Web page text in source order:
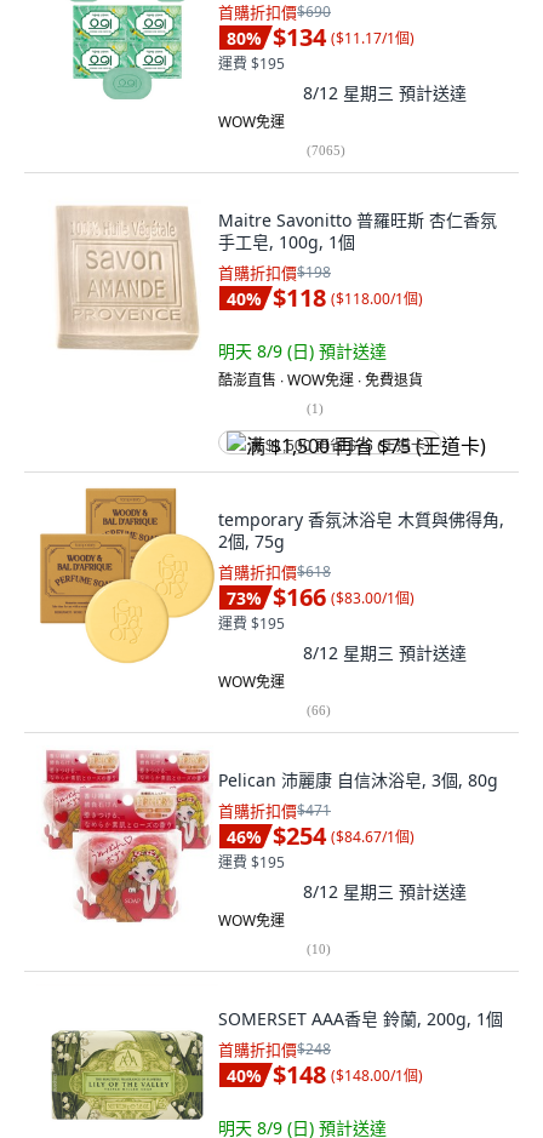
首購折扣價$690
80% $134 ($11.17/1個)
運費 $195
8/12 星期三 預計送達
WOW免運
(7065)
Maitre Savonitto 普羅旺斯 杏仁香氛
手工皂, 100g, 1個
首購折扣價$198
40% $118 ($118.00/1個)
明天 8/9 (日) 預計送達
酷澎直售 ∙ WOW免運 ∙ 免費退貨
(1)
满 $1,500 再省 $75 (王道卡)
temporary 香氛沐浴皂 木質與佛得角,
2個, 75g
首購折扣價$618
73% $166 ($83.00/1個)
運費 $195
8/12 星期三 預計送達
WOW免運
(66)
Pelican 沛麗康 自信沐浴皂, 3個, 80g
首購折扣價$471
46% $254 ($84.67/1個)
運費 $195
8/12 星期三 預計送達
WOW免運
(10)
SOMERSET AAA香皂 鈴蘭, 200g, 1個
首購折扣價$248
40% $148 ($148.00/1個)
明天 8/9 (日) 預計送達